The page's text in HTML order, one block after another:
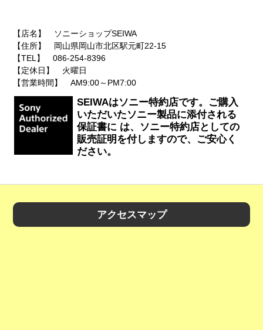
【店名】 ソニーショップSEIWA
【住所】 岡山県岡山市北区駅元町22-15
【TEL】 086-254-8396
【定休日】 火曜日
【営業時間】 AM9:00～PM7:00
SEIWAはソニー特約店です。ご購入
いただいたソニー製品に添付される
保証書に は、ソニー特約店としての
販売証明を付しますので、ご安心く
ださい。
アクセスマップ